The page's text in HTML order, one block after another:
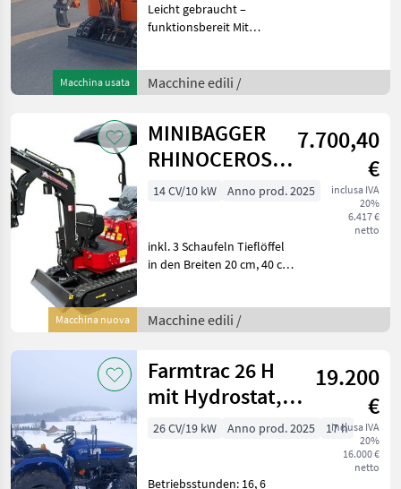
Macchina usata
Leicht gebraucht –
funktionsbereit Mit
2 Schaufeln (40cm + 80 cm)
Betriebsstunden: 105 Mehr
Macchine edili /
Macchina nuova
MINIBAGGER
RHINOCEROS
KS10-8 inkl. 3
7.700,40
€
inclusa IVA
20%
6.417 €
netto
14 CV/10 kW Anno prod. 2025
inkl. 3 Schaufeln Tieflöffel
in den Breiten 20 cm, 40 cm
Koop Dieselmotor mit ca.
10 PS Leistung
Macchine edili /
Farmtrac 26 H
mit Hydrostat,
Fronthydraulik,
19.200
€
inclusa IVA
20%
16.000 €
netto
26 CV/19 kW Anno prod. 2025 17 h
Betriebsstunden: 16, 6